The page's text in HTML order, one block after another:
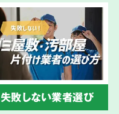
失敗しない業者選び